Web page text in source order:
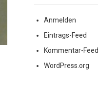
Anmelden
Eintrags-Feed
Kommentar-Feed
WordPress.org